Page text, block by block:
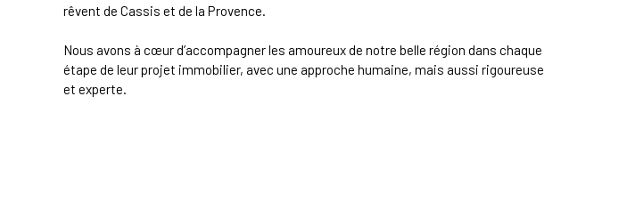
rêvent de Cassis et de la Provence.
Nous avons à cœur d’accompagner les amoureux de notre belle région dans chaque
étape de leur projet immobilier, avec une approche humaine, mais aussi rigoureuse
et experte.